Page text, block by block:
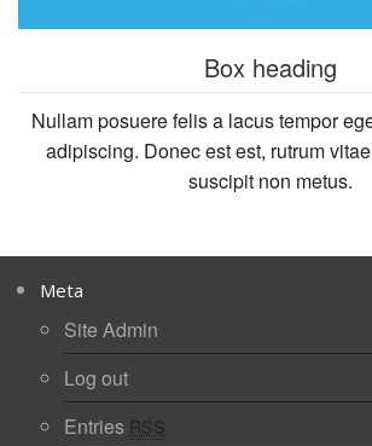
Box heading
Nullam posuere felis a lacus tempor
adipiscing. Donec est est, rutrum
suscipit non metus.
Meta
Site Admin
Log out
Entries RSS